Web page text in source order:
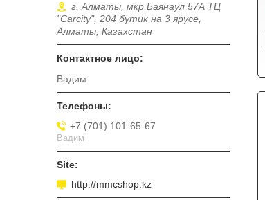
г. Алматы, мкр.Баянаул 57А ТЦ
"Carcity", 204 бутик на 3 ярусе,
Алматы, Казахстан
Вадим
+7 (701) 101-65-67
Вадим
http://mmcshop.kz